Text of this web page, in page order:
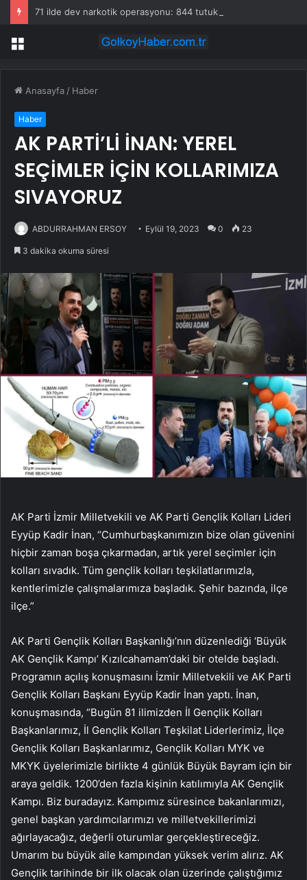
71 ilde dev narkotik operasyonu: 844 tutuklama
Menü
Anasayfa / Haber
Haber
AK PARTİ’Lİ İNAN: YEREL
SEÇİMLER İÇİN KOLLARIMIZA
SIVAYORUZ
ABDURRAHMAN ERSOY Eylül 19, 2023 0 23
3 dakika okuma süresi
AK Parti İzmir Milletvekili ve AK Parti Gençlik Kolları Lideri
Eyyüp Kadir İnan, “Cumhurbaşkanımızın bize olan güvenini
hiçbir zaman boşa çıkarmadan, artık yerel seçimler için
kolları sıvadık. Tüm gençlik kolları teşkilatlarımızla,
kentlerimizle çalışmalarımıza başladık. Şehir bazında, ilçe
ilçe.”
AK Parti Gençlik Kolları Başkanlığı’nın düzenlediği ‘Büyük
AK Gençlik Kampı’ Kızılcahamam’daki bir otelde başladı.
Programın açılış konuşmasını İzmir Milletvekili ve AK Parti
Gençlik Kolları Başkanı Eyyüp Kadir İnan yaptı. İnan,
konuşmasında, “Bugün 81 ilimizden İl Gençlik Kolları
Başkanlarımız, İl Gençlik Kolları Teşkilat Liderlerimiz, İlçe
Gençlik Kolları Başkanlarımız, Gençlik Kolları MYK ve
MKYK üyelerimizle birlikte 4 günlük Büyük Bayram için bir
araya geldik. 1200’den fazla kişinin katılımıyla AK Gençlik
Kampı. Biz buradayız. Kampımız süresince bakanlarımızı,
genel başkan yardımcılarımızı ve milletvekillerimizi
ağırlayacağız, değerli oturumlar gerçekleştireceğiz.
Umarım bu büyük aile kampından yüksek verim alırız. AK
Gençlik tarihinde bir ilk olacak olan üzerinde çalıştığımız